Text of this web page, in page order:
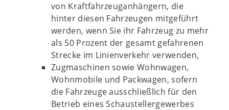
von Kraftfahrzeuganhängern, die
hinter diesen Fahrzeugen mitgeführt
werden, wenn Sie ihr Fahrzeug zu mehr
als 50 Prozent der gesamt gefahrenen
Strecke im Linienverkehr verwenden,
Zugmaschinen sowie Wohnwagen,
Wohnmobile und Packwagen, sofern
die Fahrzeuge ausschließlich für den
Betrieb eines Schaustellergewerbes